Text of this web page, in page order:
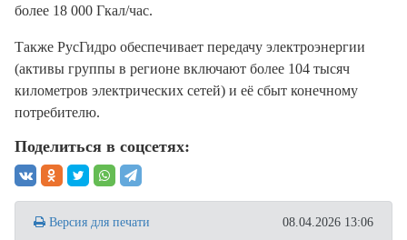
более 18 000 Гкал/час.
Также РусГидро обеспечивает передачу электроэнергии
(активы группы в регионе включают более 104 тысяч
километров электрических сетей) и её сбыт конечному
потребителю.
Поделиться в соцсетях:
Версия для печати 08.04.2026 13:06